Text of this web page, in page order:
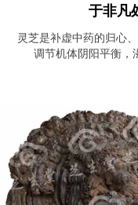
于非凡
灵芝是补虚中药的归心
调节机体阴阳平衡，